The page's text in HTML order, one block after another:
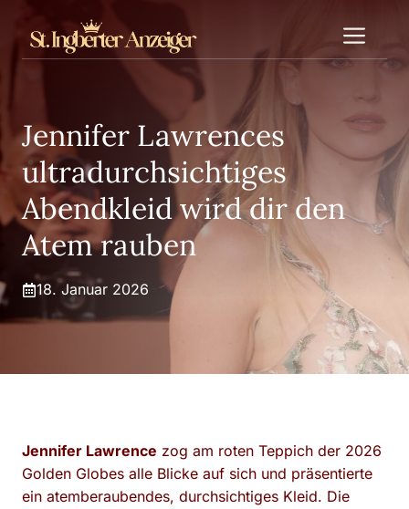
Inhalt
springen
Jennifer Lawrences
ultradurchsichtiges
Abendkleid wird dir den
Atem rauben
18. Januar 2026
Jennifer Lawrence zog am roten Teppich der 2026
Golden Globes alle Blicke auf sich und präsentierte
ein atemberaubendes, durchsichtiges Kleid. Die